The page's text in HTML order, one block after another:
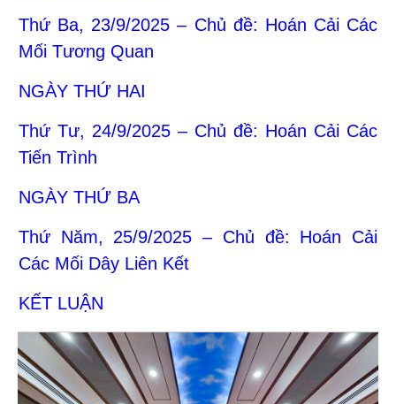
Thứ Ba, 23/9/2025 – Chủ đề: Hoán Cải Các
Mối Tương Quan
NGÀY THỨ HAI
Thứ Tư, 24/9/2025 – Chủ đề: Hoán Cải Các
Tiến Trình
NGÀY THỨ BA
Thứ Năm, 25/9/2025 – Chủ đề: Hoán Cải
Các Mối Dây Liên Kết
KẾT LUẬN